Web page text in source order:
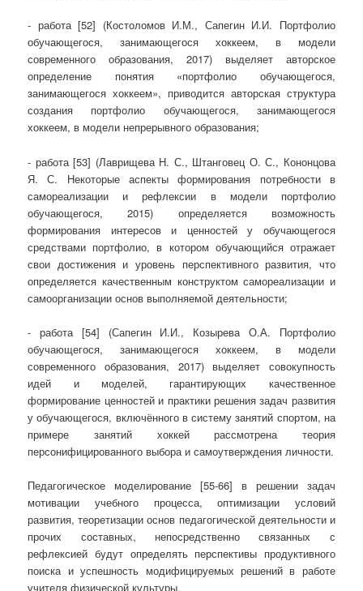
- работа [52] (Костоломов И.М., Сапегин И.И. Портфолио
обучающегося, занимающегося хоккеем, в модели
современного образования, 2017) выделяет авторское
определение понятия «портфолио обучающегося,
занимающегося хоккеем», приводится авторская структура
создания портфолио обучающегося, занимающегося
хоккеем, в модели непрерывного образования;
- работа [53] (Лаврищева Н. С., Штанговец О. С., Кононцова
Я. С. Некоторые аспекты формирования потребности в
самореализации и рефлексии в модели портфолио
обучающегося, 2015) определяется возможность
формирования интересов и ценностей у обучающегося
средствами портфолио, в котором обучающийся отражает
свои достижения и уровень перспективного развития, что
определяется качественным конструктом самореализации и
самоорганизации основ выполняемой деятельности;
- работа [54] (Сапегин И.И., Козырева О.А. Портфолио
обучающегося, занимающегося хоккеем, в модели
современного образования, 2017) выделяет совокупность
идей и моделей, гарантирующих качественное
формирование ценностей и практики решения задач развития
у обучающегося, включённого в систему занятий спортом, на
примере занятий хоккей рассмотрена теория
персонифицированного выбора и самоутверждения личности.
Педагогическое моделирование [55-66] в решении задач
мотивации учебного процесса, оптимизации условий
развития, теоретизации основ педагогической деятельности и
прочих составных, непосредственно связанных с
рефлексией будут определять перспективы продуктивного
поиска и успешность модифицируемых решений в работе
учителя физической культуры.